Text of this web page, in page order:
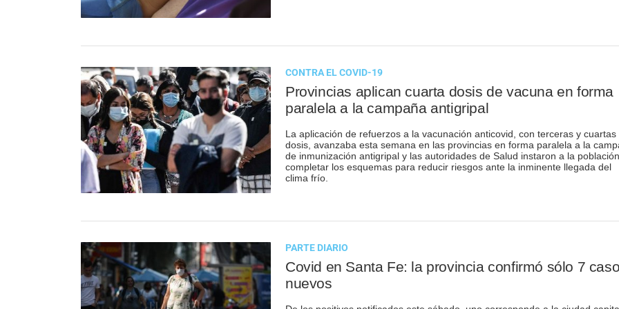
CONTRA EL COVID-19
Provincias aplican cuarta dosis de vacuna en forma
paralela a la campaña antigripal
La aplicación de refuerzos a la vacunación anticovid, con terceras y cuartas
dosis, avanzaba esta semana en las provincias en forma paralela a la
de inmunización antigripal y las autoridades de Salud instaron a la
completar los esquemas para reducir riesgos ante la inminente llegada del
clima frío.
PARTE DIARIO
Covid en Santa Fe: la provincia confirmó sólo 7
nuevos